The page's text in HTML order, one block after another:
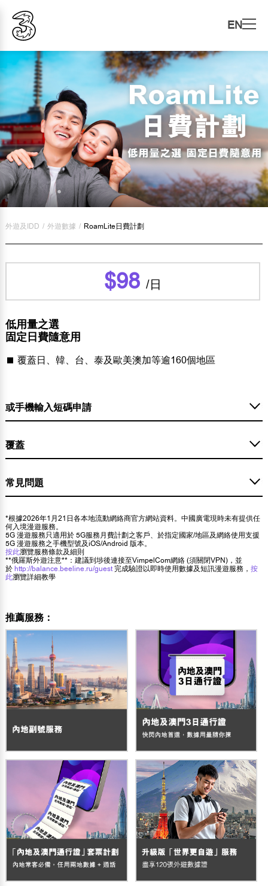
EN
外遊及IDD / 外遊數據 / RoamLite日費計劃
低用量之選
固定日費隨意用
覆蓋日、韓、台、泰及歐美澳加等逾160個地區
$98 /日
或手機輸入短碼申請
覆蓋
常見問題
*根據2026年1月21日各本地流動網絡商官方網站資料。中國廣電現時未有提供任
何入境漫遊服務。
5G 漫遊服務只適用於 5G服務月費計劃之客戶、於指定國家/地區及網絡使用支援
5G 漫遊服務之手機型號及iOS/Android 版本。
按此瀏覽服務條款及細則
**俄羅斯外遊注意**：建議到埗後連接至VimpelCom網絡 (須關閉VPN)，並
於 http://balance.beeline.ru/guest完成驗證以即時使用數據及短訊漫遊服務， 按
此瀏覽詳細教學
推薦服務：